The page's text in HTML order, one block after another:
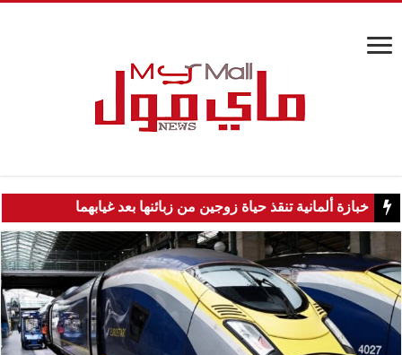
خبازة ألمانية تنقذ حياة زوجين من زبائنها بعد غيابهما